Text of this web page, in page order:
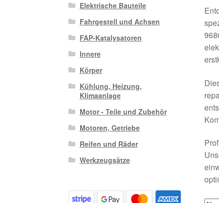
Elektrische Bauteile
Fahrgestell und Achsen
FAP-Katalysatoren
Innere
Körper
Kühlung, Heizung,
Klimaanlage
Motor - Teile und Zubehör
Motoren, Getriebe
Reifen und Räder
Werkzeugsätze